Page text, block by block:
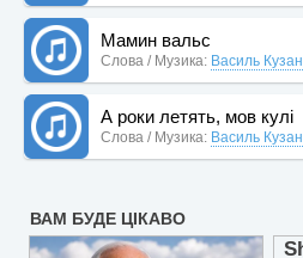
Мамин вальс
Слова / Музика: Василь Кузан
А роки летять, мов кулі
Слова / Музика: Василь Кузан